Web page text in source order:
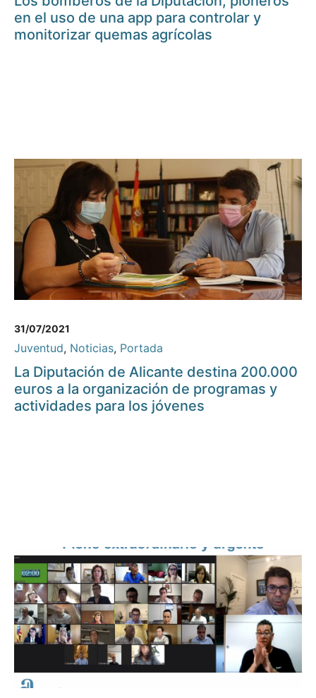
en el uso de una app para controlar y
monitorizar quemas agrícolas
31/07/2021
Juventud, Noticias, Portada
La Diputación de Alicante destina 200.000
euros a la organización de programas y
actividades para los jóvenes